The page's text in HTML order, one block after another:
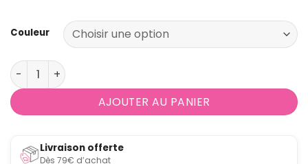
Couleur
quantité de Lampe de table sans fil rechargeable
AJOUTER AU PANIER
Livraison offerte
Dès 79€ d’achat